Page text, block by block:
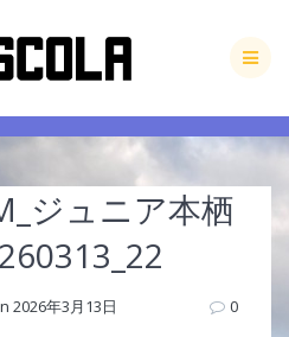
to
content
ジュニア本栖
2026年3月13日 0